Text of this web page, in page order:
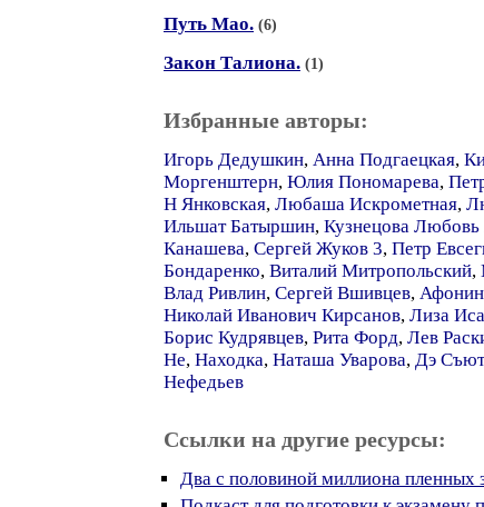
Путь Мао. (6)
Закон Талиона. (1)
Избранные авторы:
Игорь Дедушкин, Анна Подгаецкая,
Моргенштерн, Юлия Пономарева,
Н Янковская, Любаша Искрометная,
Ильшат Батыршин, Кузнецова Любовь
Канашева, Сергей Жуков 3, Петр
Бондаренко, Виталий Митропольский,
Влад Ривлин, Сергей Вшивцев, Афонин
Николай Иванович Кирсанов, Лиза
Борис Кудрявцев, Рита Форд, Лев
Не, Находка, Наташа Уварова, Дэ Съют
Нефедьев
Ссылки на другие ресурсы:
Два с половиной миллиона